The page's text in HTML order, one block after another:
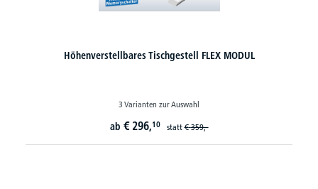
Höhenverstellbares Tischgestell FLEX MODUL
3 Varianten zur Auswahl
ab € 296,10 statt€ 359,-